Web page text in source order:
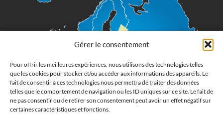
Gérer le consentement
Pour offrir les meilleures expériences, nous utilisons des technologies telles
que les cookies pour stocker et/ou accéder aux informations des appareils. Le
fait de consentir à ces technologies nous permettra de traiter des données
telles que le comportement de navigation ou les ID uniques sur ce site. Le fait de
ne pas consentir ou de retirer son consentement peut avoir un effet négatif sur
certaines caractéristiques et fonctions.